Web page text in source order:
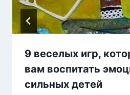
9 веселых игр,
вам воспитать
сильных детей